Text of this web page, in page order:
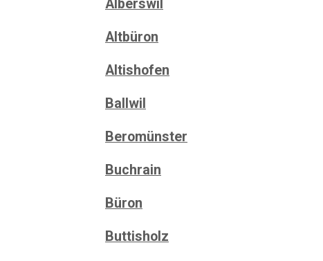
Alberswil
Altbüron
Altishofen
Ballwil
Beromünster
Buchrain
Büron
Buttisholz